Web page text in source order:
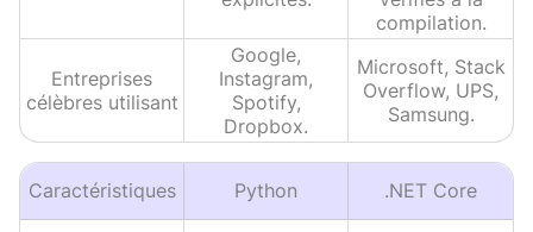
compilation.
Entreprises
célèbres utilisant
Google,
Instagram,
Spotify,
Dropbox.
Microsoft, Stack
Overflow, UPS,
Samsung.
Caractéristiques Python .NET Core